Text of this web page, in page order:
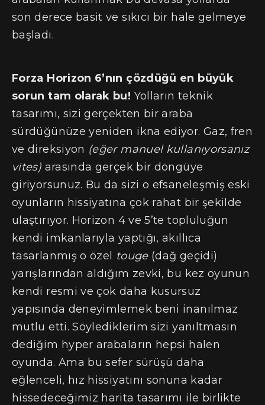
son derece basit ve sıkıcı bir hale gelmeye
başladı.
Forza Horizon 6’nın çözdüğü en büyük
sorun tam olarak bu! Yolların teknik
tasarımı, sizi gerçekten bir araba
sürdüğünüze yeniden ikna ediyor. Gaz, fren
ve direksiyon (eğer manuel kullanıyorsanız
vites) arasında gerçek bir döngüye
giriyorsunuz. Bu da sizi o efsaneleşmiş eski
oyunların hissiyatına çok rahat bir şekilde
ulaştırıyor. Horizon 4 ve 5’te topluluğun
kendi imkanlarıyla yaptığı, akıllıca
tasarlanmış o özel touge(dağ geçidi)
yarışlarından aldığım zevki, bu kez oyunun
kendi resmi ve çok daha kusursuz
yapısında deneyimlemek beni inanılmaz
mutlu etti. Söylediklerim sizi yanıltmasın
dediğim hyper arabaların hepsi halen
oyunda. Ama bu sefer sürüşü daha
eğlenceli, hız hissiyatını sonuna kadar
hissedeceğimiz harita tasarımı ile birlikte